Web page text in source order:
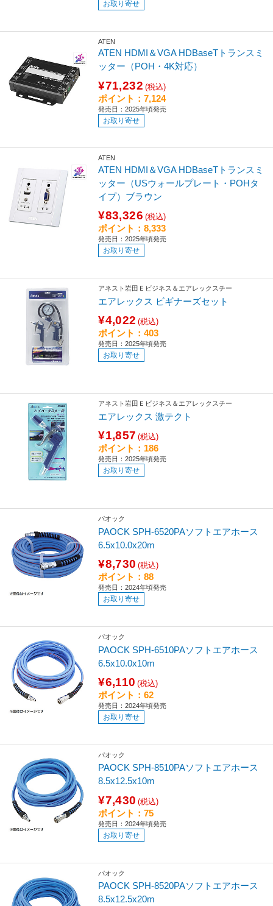
お取り寄せ
ATEN
ATEN HDMI＆VGA HDBaseTトランスミ
ッター（POH・4K対応）
¥71,232 (税込)
ポイント：7,124
発売日：2025年頃発売
お取り寄せ
ATEN
ATEN HDMI＆VGA HDBaseTトランスミ
ッター（USウォールプレート・POHタ
イプ）ブラウン
¥83,326 (税込)
ポイント：8,333
発売日：2025年頃発売
お取り寄せ
アネスト岩田Ｅビジネス＆エアレックスチー
エアレックス ビギナーズセット
¥4,022 (税込)
ポイント：403
発売日：2025年頃発売
お取り寄せ
アネスト岩田Ｅビジネス＆エアレックスチー
エアレックス 激テクト
¥1,857 (税込)
ポイント：186
発売日：2025年頃発売
お取り寄せ
パオック
PAOCK SPH-6520PAソフトエアホース
6.5x10.0x20m
¥8,730 (税込)
ポイント：88
発売日：2024年頃発売
お取り寄せ
パオック
PAOCK SPH-6510PAソフトエアホース
6.5x10.0x10m
¥6,110 (税込)
ポイント：62
発売日：2024年頃発売
お取り寄せ
パオック
PAOCK SPH-8510PAソフトエアホース
8.5x12.5x10m
¥7,430 (税込)
ポイント：75
発売日：2024年頃発売
お取り寄せ
パオック
PAOCK SPH-8520PAソフトエアホース
8.5x12.5x20m